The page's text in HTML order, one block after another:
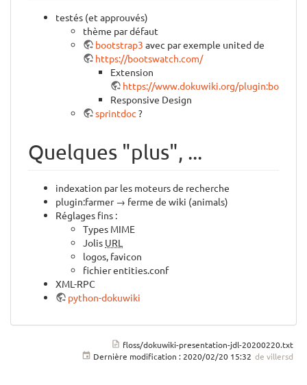
testés (et approuvés)
thème par défaut
bootstrap3 avec par exemple united de
https://bootswatch.com/
Extension
https://www.dokuwiki.org/
Responsive Design
sprintdoc ?
Quelques "plus", ...
indexation par les moteurs de recherche
plugin:farmer → ferme de wiki (animals)
Réglages fins :
Types MIME
Jolis URL
logos, favicon
fichier entities.conf
XML-RPC
python-dokuwiki
floss/dokuwiki-presentation-jdl-20200220.txt
Dernière modification : 2020/02/20 15:32 de villersd